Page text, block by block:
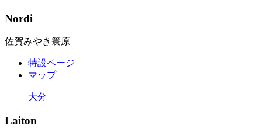
Nordi
佐賀みやき簑原
特設ページ
マップ
大分
Laiton